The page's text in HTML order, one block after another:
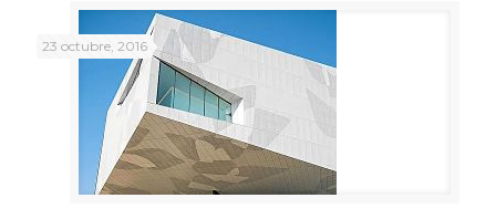
23 octubre, 2016